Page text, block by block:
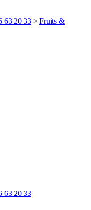
63 20 33 > Fruits &
63 20 33